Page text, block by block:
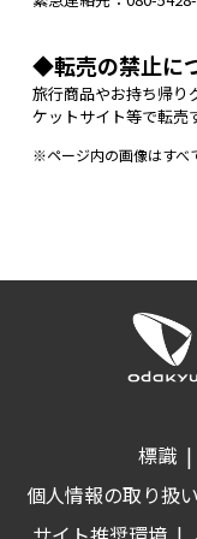
◆転売の禁止に
旅行商品やお持ち帰り
ケットサイト等で転売
※ページ内の画像はすべ
標識 |
個人情報の取り扱